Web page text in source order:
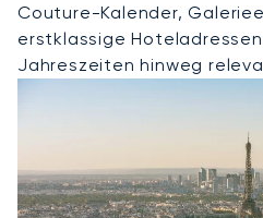
Couture-Kalender,
erstklassige
Jahreszeiten hinweg